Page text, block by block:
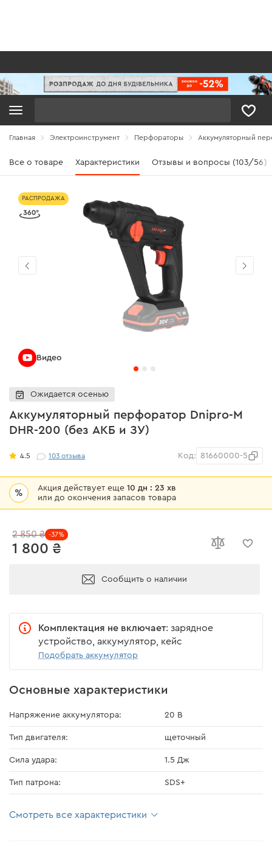
Главная Электроинструмент Перфораторы Аккумуляторный
Все о товаре Характеристики Отзывы и вопросы (103/56)
Аккумуляторный перфоратор Dnipro-M
DHR-200 (без АКБ и ЗУ)
4.5 103отзыва Код: 81660000-5
% Акция действует еще10 дн : 23 хв
или до окончения запасов товара
1 800 ₴
2 850 ₴ -37%
Сообщить о наличии
Ожидается осенью
Комплектация не включает: зарядное
устройство, аккумулятор, кейс
Подобрать аккумулятор
Основные характеристики
Напряжение аккумулятора: 20 В
Тип двигателя: щеточный
Сила удара: 1.5 Дж
Тип патрона: SDS+
Смотреть все характеристики
РАСПРОДАЖА
Видео